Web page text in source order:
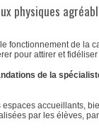
physiques
fonctionnement de la
pour attirer et fidéliser
de la
espaces accueillants,
par les élèves,